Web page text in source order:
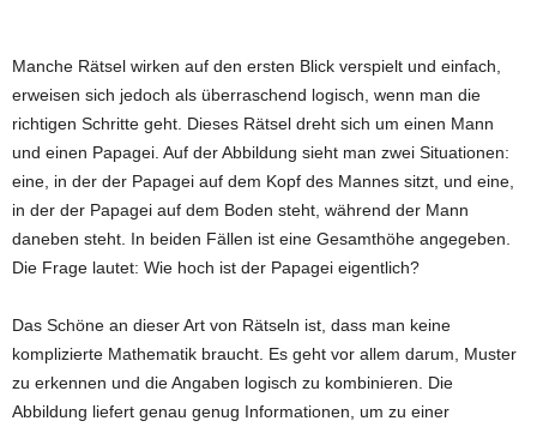
Manche Rätsel wirken auf den ersten Blick verspielt und einfach,
erweisen sich jedoch als überraschend logisch, wenn man die
richtigen Schritte geht. Dieses Rätsel dreht sich um einen Mann
und einen Papagei. Auf der Abbildung sieht man zwei Situationen:
eine, in der der Papagei auf dem Kopf des Mannes sitzt, und eine,
in der der Papagei auf dem Boden steht, während der Mann
daneben steht. In beiden Fällen ist eine Gesamthöhe angegeben.
Die Frage lautet: Wie hoch ist der Papagei eigentlich?
Das Schöne an dieser Art von Rätseln ist, dass man keine
komplizierte Mathematik braucht. Es geht vor allem darum, Muster
zu erkennen und die Angaben logisch zu kombinieren. Die
Abbildung liefert genau genug Informationen, um zu einer